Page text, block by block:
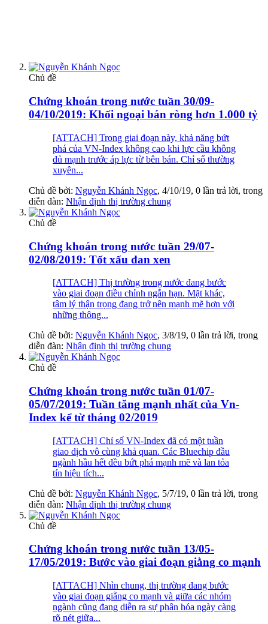
Chủ đề
Chứng khoán trong nước tuần 30/09-
04/10/2019: Khối ngoại bán ròng hơn 1.000 tỷ
[ATTACH] Trong giai đoạn này, khả năng bứt
phá của VN-Index không cao khi lực cầu không
đủ mạnh trước áp lực từ bên bán. Chỉ số thường
xuyên...
Chủ đề bởi: Nguyễn Khánh Ngọc, 4/10/19, 0 lần trả lời, trong
diễn đàn: Nhận định thị trường chung
Chủ đề
Chứng khoán trong nước tuần 29/07-
02/08/2019: Tốt xấu đan xen
[ATTACH] Thị trường trong nước đang bước
vào giai đoạn điều chỉnh ngắn hạn. Mặt khác,
tâm lý thận trọng đang trở nên mạnh mẽ hơn với
những thông...
Chủ đề bởi: Nguyễn Khánh Ngọc, 3/8/19, 0 lần trả lời, trong
diễn đàn: Nhận định thị trường chung
Chủ đề
Chứng khoán trong nước tuần 01/07-
05/07/2019: Tuần tăng mạnh nhất của Vn-
Index kể từ tháng 02/2019
[ATTACH] Chỉ số VN-Index đã có một tuần
giao dịch vô cùng khả quan. Các Bluechip đầu
ngành hầu hết đều bứt phá mạnh mẽ và lan tỏa
tín hiệu tích...
Chủ đề bởi: Nguyễn Khánh Ngọc, 5/7/19, 0 lần trả lời, trong
diễn đàn: Nhận định thị trường chung
Chủ đề
Chứng khoán trong nước tuần 13/05-
17/05/2019: Bước vào giai đoạn giằng co mạnh
[ATTACH] Nhìn chung, thị trường đang bước
vào giai đoạn giằng co mạnh và giữa các nhóm
ngành cũng đang diễn ra sự phân hóa ngày càng
rõ nét giữa...